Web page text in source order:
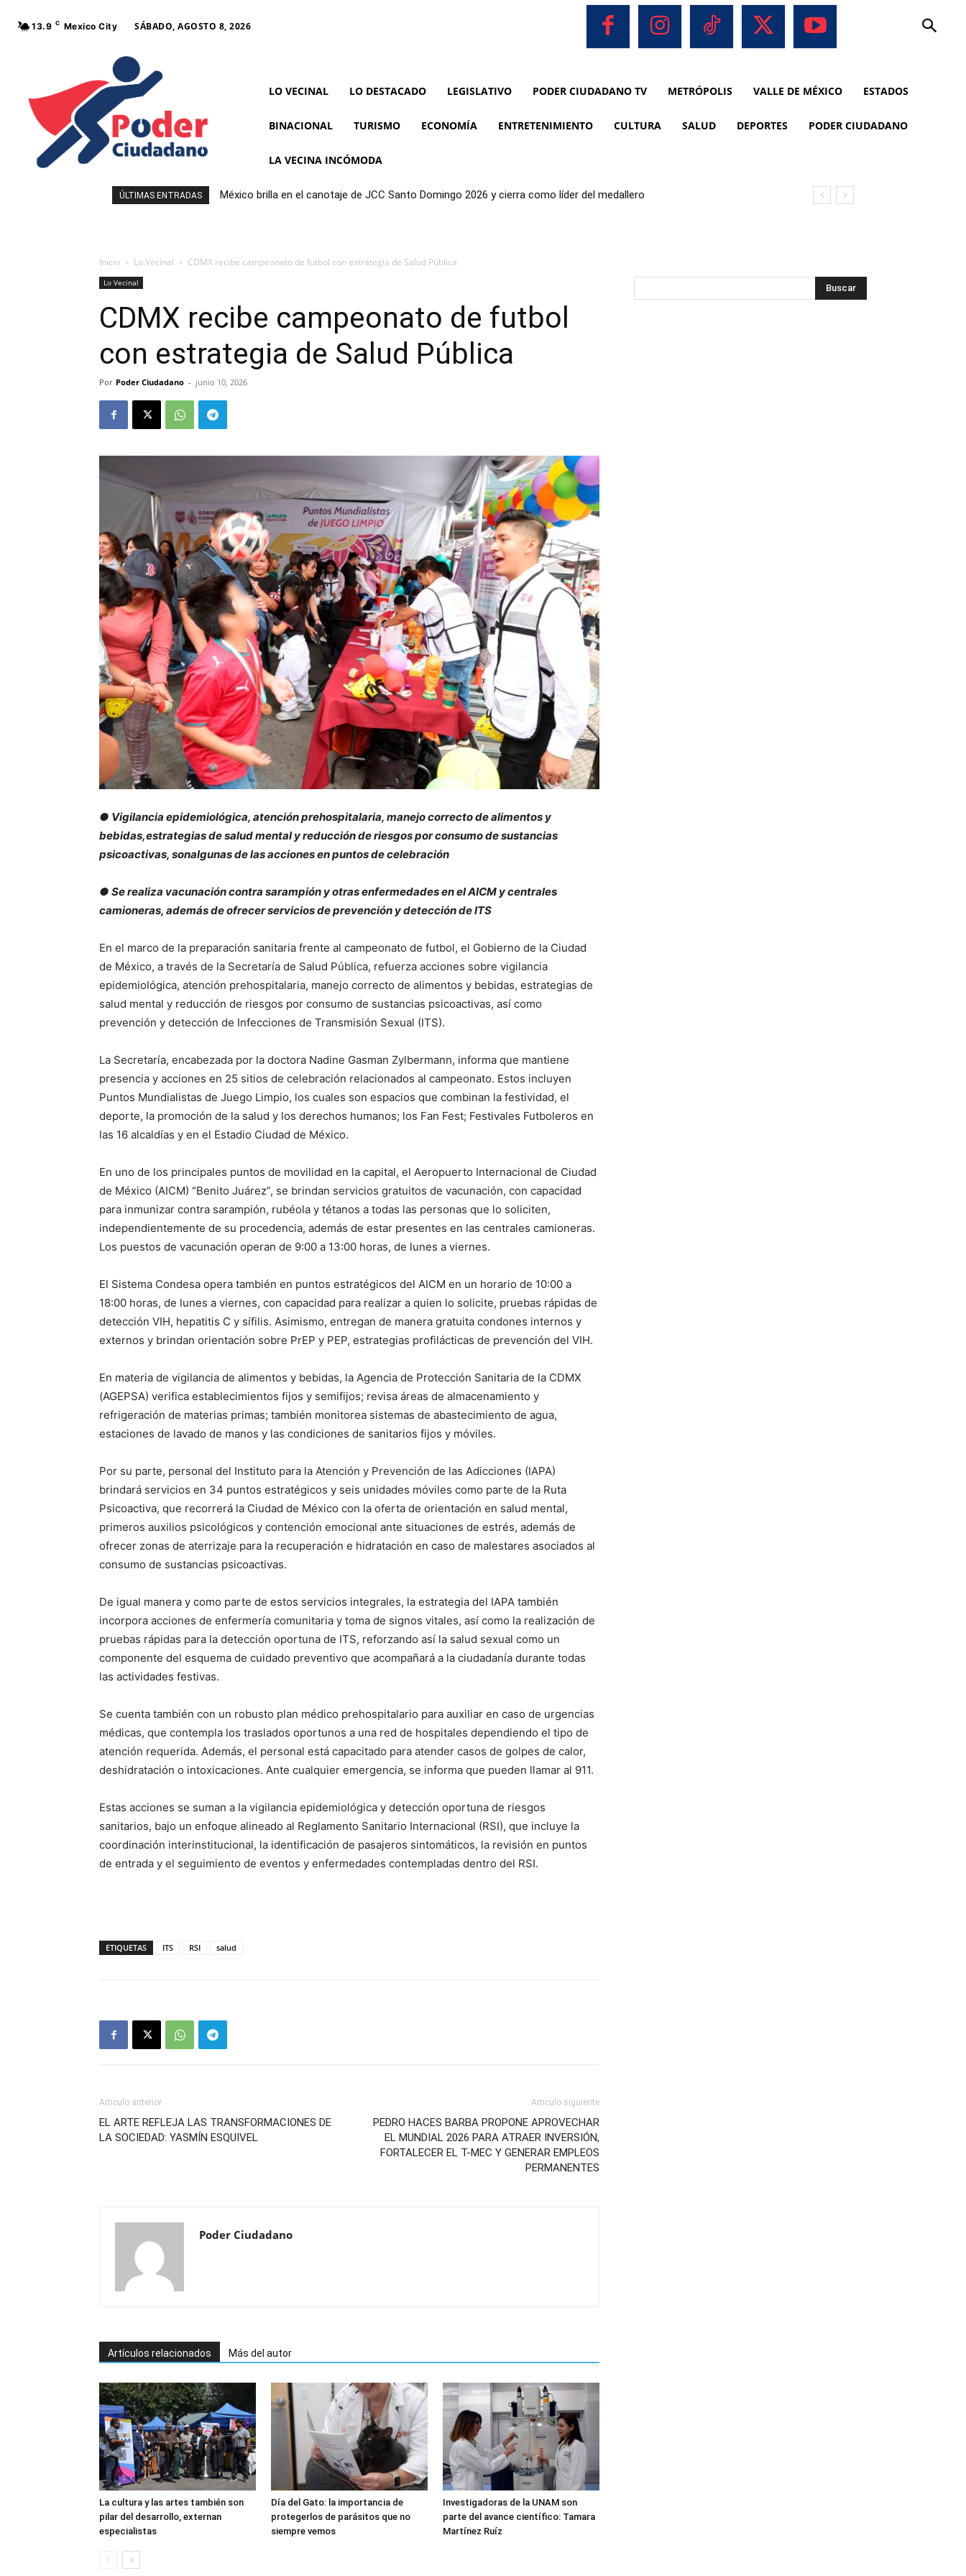
13.9 C Mexico City SÁBADO, AGOSTO 8, 2026
LO VECINAL LO DESTACADO LEGISLATIVO PODER CIUDADANO TV METRÓPOLIS VALLE DE MÉXICO ESTADOS
BINACIONAL TURISMO ECONOMÍA ENTRETENIMIENTO CULTURA SALUD DEPORTES PODER CIUDADANO
LA VECINA INCÓMODA
ÚLTIMAS ENTRADAS México brilla en el canotaje de JCC Santo Domingo 2026 y cierra como líder del medallero
Inicio Lo Vecinal CDMX recibe campeonato de futbol con estrategia de Salud Pública
Lo Vecinal
CDMX recibe campeonato de futbol
con estrategia de Salud Pública
Por Poder Ciudadano - junio 10, 2026
● Vigilancia epidemiológica, atención prehospitalaria, manejo correcto de alimentos y
bebidas,estrategias de salud mental y reducción de riesgos por consumo de sustancias
psicoactivas, sonalgunas de las acciones en puntos de celebración
● Se realiza vacunación contra sarampión y otras enfermedades en el AICM y centrales
camioneras, además de ofrecer servicios de prevención y detección de ITS
En el marco de la preparación sanitaria frente al campeonato de futbol, el Gobierno de la Ciudad
de México, a través de la Secretaría de Salud Pública, refuerza acciones sobre vigilancia
epidemiológica, atención prehospitalaria, manejo correcto de alimentos y bebidas, estrategias de
salud mental y reducción de riesgos por consumo de sustancias psicoactivas, así como
prevención y detección de Infecciones de Transmisión Sexual (ITS).
La Secretaría, encabezada por la doctora Nadine Gasman Zylbermann, informa que mantiene
presencia y acciones en 25 sitios de celebración relacionados al campeonato. Estos incluyen
Puntos Mundialistas de Juego Limpio, los cuales son espacios que combinan la festividad, el
deporte, la promoción de la salud y los derechos humanos; los Fan Fest; Festivales Futboleros en
las 16 alcaldías y en el Estadio Ciudad de México.
En uno de los principales puntos de movilidad en la capital, el Aeropuerto Internacional de Ciudad
de México (AICM) “Benito Juárez”, se brindan servicios gratuitos de vacunación, con capacidad
para inmunizar contra sarampión, rubéola y tétanos a todas las personas que lo soliciten,
independientemente de su procedencia, además de estar presentes en las centrales camioneras.
Los puestos de vacunación operan de 9:00 a 13:00 horas, de lunes a viernes.
El Sistema Condesa opera también en puntos estratégicos del AICM en un horario de 10:00 a
18:00 horas, de lunes a viernes, con capacidad para realizar a quien lo solicite, pruebas rápidas de
detección VIH, hepatitis C y sífilis. Asimismo, entregan de manera gratuita condones internos y
externos y brindan orientación sobre PrEP y PEP, estrategias profilácticas de prevención del VIH.
En materia de vigilancia de alimentos y bebidas, la Agencia de Protección Sanitaria de la CDMX
(AGEPSA) verifica establecimientos fijos y semifijos; revisa áreas de almacenamiento y
refrigeración de materias primas; también monitorea sistemas de abastecimiento de agua,
estaciones de lavado de manos y las condiciones de sanitarios fijos y móviles.
Por su parte, personal del Instituto para la Atención y Prevención de las Adicciones (IAPA)
brindará servicios en 34 puntos estratégicos y seis unidades móviles como parte de la Ruta
Psicoactiva, que recorrerá la Ciudad de México con la oferta de orientación en salud mental,
primeros auxilios psicológicos y contención emocional ante situaciones de estrés, además de
ofrecer zonas de aterrizaje para la recuperación e hidratación en caso de malestares asociados al
consumo de sustancias psicoactivas.
De igual manera y como parte de estos servicios integrales, la estrategia del IAPA también
incorpora acciones de enfermería comunitaria y toma de signos vitales, así como la realización de
pruebas rápidas para la detección oportuna de ITS, reforzando así la salud sexual como un
componente del esquema de cuidado preventivo que acompañará a la ciudadanía durante todas
las actividades festivas.
Se cuenta también con un robusto plan médico prehospitalario para auxiliar en caso de urgencias
médicas, que contempla los traslados oportunos a una red de hospitales dependiendo el tipo de
atención requerida. Además, el personal está capacitado para atender casos de golpes de calor,
deshidratación o intoxicaciones. Ante cualquier emergencia, se informa que pueden llamar al 911.
Estas acciones se suman a la vigilancia epidemiológica y detección oportuna de riesgos
sanitarios, bajo un enfoque alineado al Reglamento Sanitario Internacional (RSI), que incluye la
coordinación interinstitucional, la identificación de pasajeros sintomáticos, la revisión en puntos
de entrada y el seguimiento de eventos y enfermedades contempladas dentro del RSI.
ETIQUETAS ITS RSI salud
Artículo anterior
EL ARTE REFLEJA LAS TRANSFORMACIONES DE
LA SOCIEDAD: YASMÍN ESQUIVEL
Artículo siguiente
PEDRO HACES BARBA PROPONE APROVECHAR
EL MUNDIAL 2026 PARA ATRAER INVERSIÓN,
FORTALECER EL T-MEC Y GENERAR EMPLEOS
PERMANENTES
Poder Ciudadano
Artículos relacionados Más del autor
La cultura y las artes también son
pilar del desarrollo, externan
especialistas
Día del Gato: la importancia de
protegerlos de parásitos que no
siempre vemos
Investigadoras de la UNAM son
parte del avance científico: Tamara
Martínez Ruíz